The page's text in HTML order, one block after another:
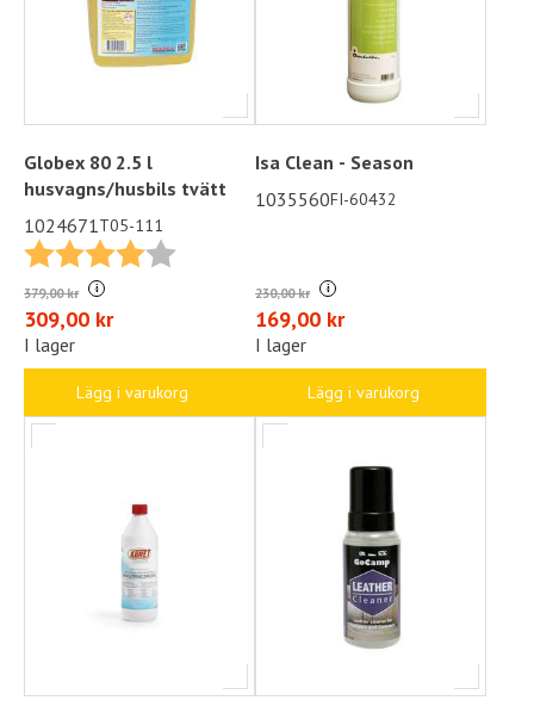
Globex 80 2.5 l
husvagns/husbils tvätt
1024671T05-111
Betyg: 4.0 utav 5 stjärnor
379,00 kr i
309,00 kr
I lager
Lägg i varukorg
Isa Clean - Season
1035560FI-60432
230,00 kr i
169,00 kr
I lager
Lägg i varukorg